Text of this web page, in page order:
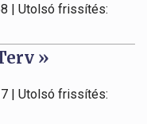
| Utolsó frissítés:
»
| Utolsó frissítés: